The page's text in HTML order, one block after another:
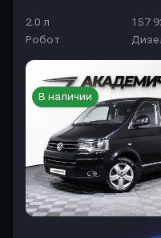
2.0 л 157
Робот
В наличии